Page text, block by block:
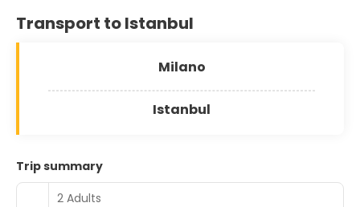
Transport to Istanbul
Milano
Istanbul
Trip summary
2 Adults